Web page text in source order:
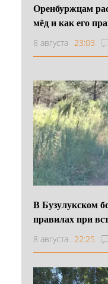
Оренбуржцам
мёд и как его
8 августа 23:03
В Бузулукском
правилах при
8 августа 22:25